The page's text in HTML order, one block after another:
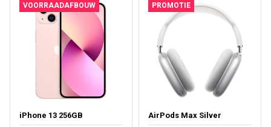
VOORRAADAFBOUW
iPhone 13 256GB
PROMOTIE
AirPods Max Silver